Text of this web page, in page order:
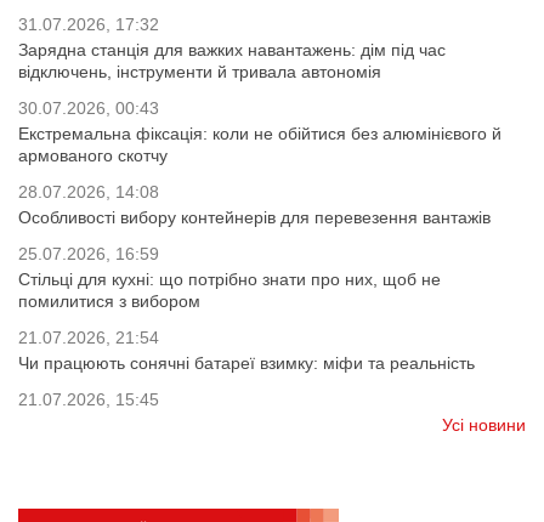
31.07.2026, 17:32
Зарядна станція для важких навантажень: дім під час
відключень, інструменти й тривала автономія
30.07.2026, 00:43
Екстремальна фіксація: коли не обійтися без алюмінієвого й
армованого скотчу
28.07.2026, 14:08
Особливості вибору контейнерів для перевезення вантажів
25.07.2026, 16:59
Стільці для кухні: що потрібно знати про них, щоб не
помилитися з вибором
21.07.2026, 21:54
Чи працюють сонячні батареї взимку: міфи та реальність
21.07.2026, 15:45
Усі новини